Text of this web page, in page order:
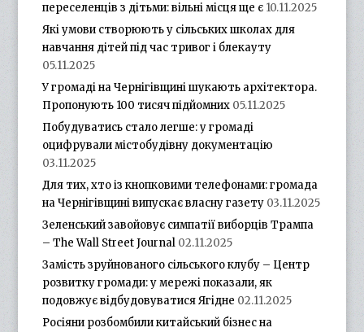
переселенців з дітьми: вільні місця ще є 10.11.2025
Які умови створюють у сільських школах для
навчання дітей під час тривог і блекауту
05.11.2025
У громаді на Чернігівщині шукають архітектора.
Пропонують 100 тисяч підйомних 05.11.2025
Побудуватись стало легше: у громаді
оцифрували містобудівну документацію
03.11.2025
Для тих, хто із кнопковими телефонами: громада
на Чернігівщині випускає власну газету 03.11.2025
Зеленський завойовує симпатії виборців Трампа
– The Wall Street Journal 02.11.2025
Замість зруйнованого сільського клубу – Центр
розвитку громади: у мережі показали, як
подовжує відбудовуватися Ягідне 02.11.2025
Росіяни розбомбили китайський бізнес на